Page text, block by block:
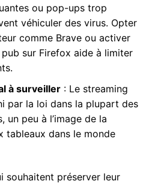
ou pop-ups trop
véhiculer des virus. Opter
comme Brave ou activer
sur Firefox aide à limiter
à surveiller: Le streaming
par la loi dans la plupart des
un peu à l’image de la
tableaux dans le monde
souhaitent préserver leur